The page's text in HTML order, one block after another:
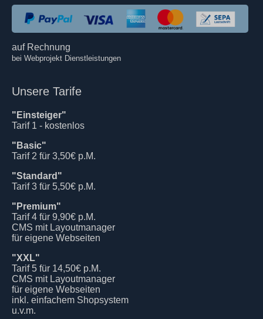
auf Rechnung
bei Webprojekt Dienstleistungen
Unsere Tarife
"Einsteiger"
Tarif 1 - kostenlos
"Basic"
Tarif 2 für 3,50€ p.M.
"Standard"
Tarif 3 für 5,50€ p.M.
"Premium"
Tarif 4 für 9,90€ p.M.
CMS mit Layoutmanager
für eigene Webseiten
"XXL"
Tarif 5 für 14,50€ p.M.
CMS mit Layoutmanager
für eigene Webseiten
inkl. einfachem Shopsystem
u.v.m.